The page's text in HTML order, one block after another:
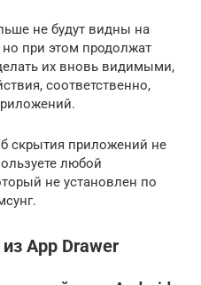
не будут видны на
при этом продолжат
их вновь видимыми,
соответственно,
скрытия приложений не
любой
не установлен по
App Drawer